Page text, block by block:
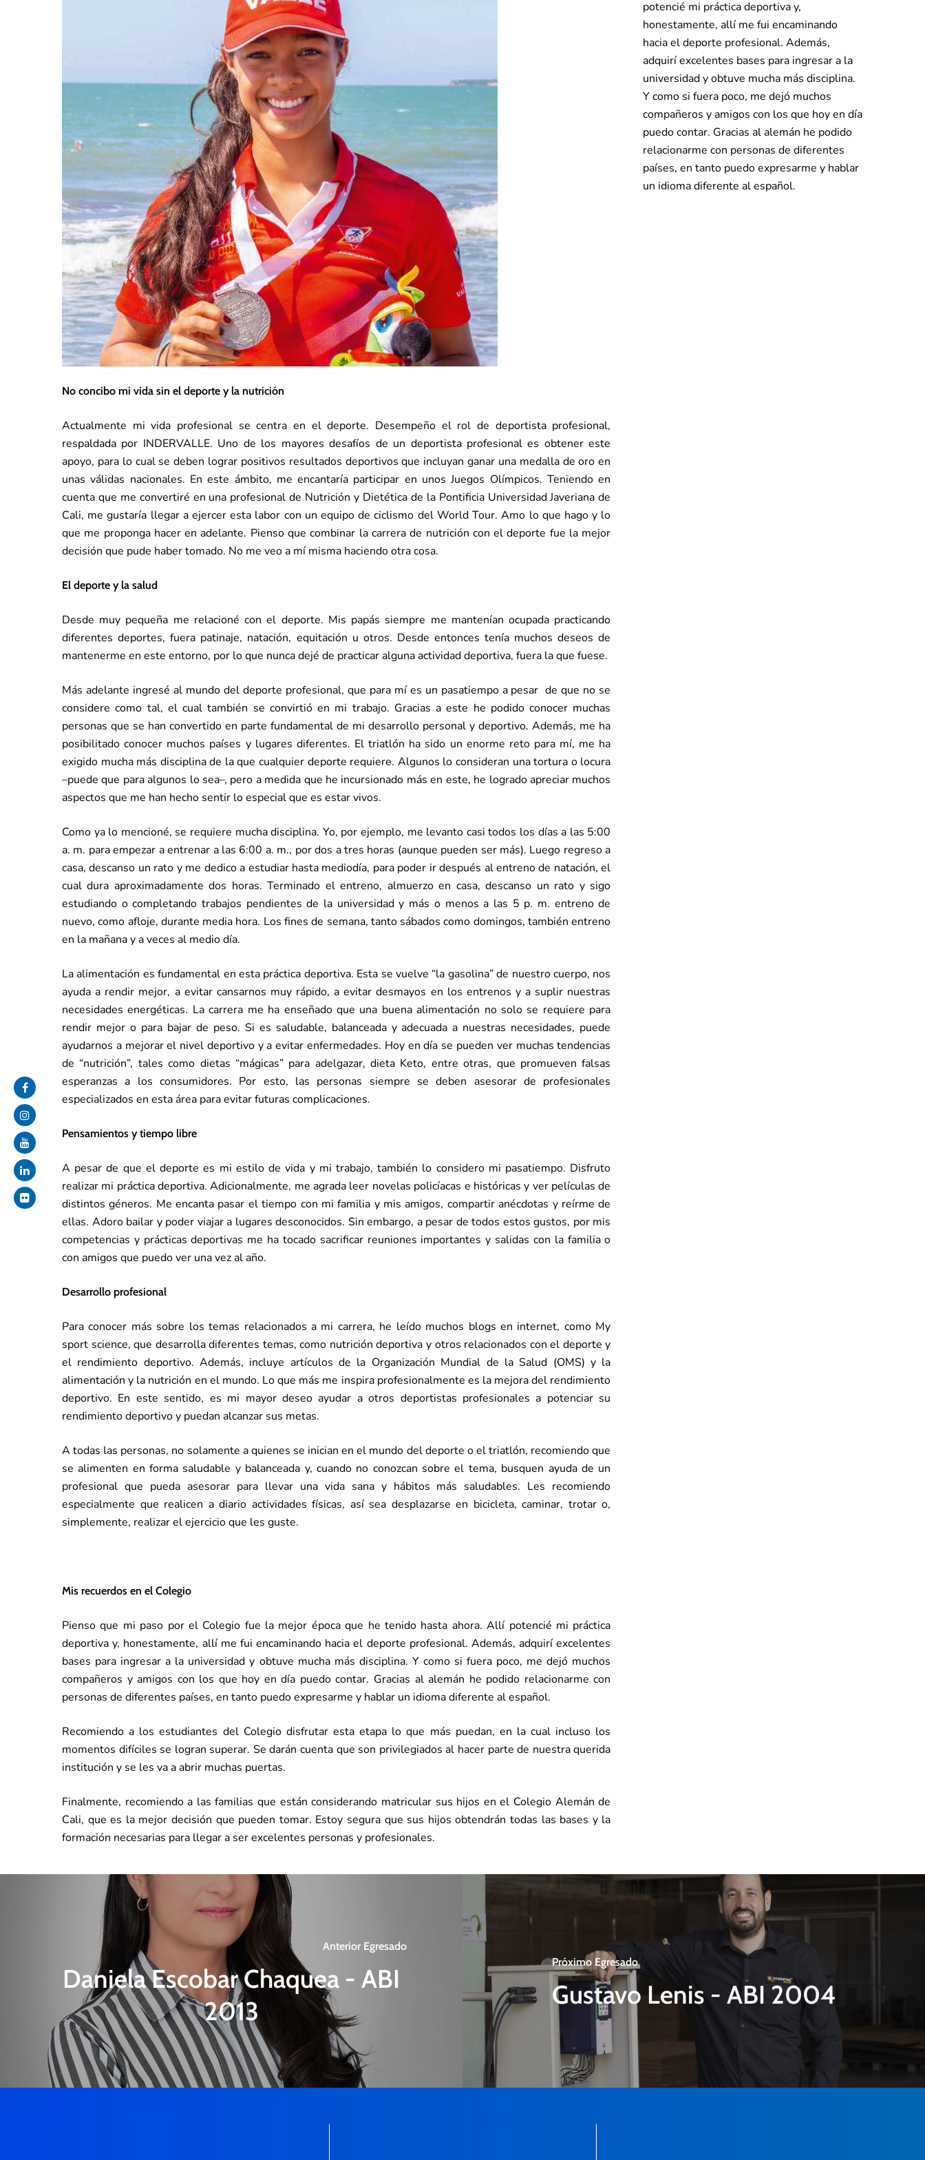
No concibo mi vida sin el deporte y la nutrición
Actualmente mi vida profesional se centra en el deporte. Desempeño el rol de deportista profesional,
respaldada por INDERVALLE. Uno de los mayores desafíos de un deportista profesional es obtener este
apoyo, para lo cual se deben lograr positivos resultados deportivos que incluyan ganar una medalla de oro en
unas válidas nacionales. En este ámbito, me encantaría participar en unos Juegos Olímpicos. Teniendo en
cuenta que me convertiré en una profesional de Nutrición y Dietética de la Pontificia Universidad Javeriana de
Cali, me gustaría llegar a ejercer esta labor con un equipo de ciclismo del World Tour. Amo lo que hago y lo
que me proponga hacer en adelante. Pienso que combinar la carrera de nutrición con el deporte fue la mejor
decisión que pude haber tomado. No me veo a mí misma haciendo otra cosa.
El deporte y la salud
Desde muy pequeña me relacioné con el deporte. Mis papás siempre me mantenían ocupada practicando
diferentes deportes, fuera patinaje, natación, equitación u otros. Desde entonces tenía muchos deseos de
mantenerme en este entorno, por lo que nunca dejé de practicar alguna actividad deportiva, fuera la que fuese.
Más adelante ingresé al mundo del deporte profesional, que para mí es un pasatiempo a pesar de que no se
considere como tal, el cual también se convirtió en mi trabajo. Gracias a este he podido conocer muchas
personas que se han convertido en parte fundamental de mi desarrollo personal y deportivo. Además, me ha
posibilitado conocer muchos países y lugares diferentes. El triatlón ha sido un enorme reto para mí, me ha
exigido mucha más disciplina de la que cualquier deporte requiere. Algunos lo consideran una tortura o locura
–puede que para algunos lo sea–, pero a medida que he incursionado más en este, he logrado apreciar muchos
aspectos que me han hecho sentir lo especial que es estar vivos.
Como ya lo mencioné, se requiere mucha disciplina. Yo, por ejemplo, me levanto casi todos los días a las 5:00
a. m. para empezar a entrenar a las 6:00 a. m., por dos a tres horas (aunque pueden ser más). Luego regreso a
casa, descanso un rato y me dedico a estudiar hasta mediodía, para poder ir después al entreno de natación, el
cual dura aproximadamente dos horas. Terminado el entreno, almuerzo en casa, descanso un rato y sigo
estudiando o completando trabajos pendientes de la universidad y más o menos a las 5 p. m. entreno de
nuevo, como afloje, durante media hora. Los fines de semana, tanto sábados como domingos, también entreno
en la mañana y a veces al medio día.
La alimentación es fundamental en esta práctica deportiva. Esta se vuelve “la gasolina” de nuestro cuerpo, nos
ayuda a rendir mejor, a evitar cansarnos muy rápido, a evitar desmayos en los entrenos y a suplir nuestras
necesidades energéticas. La carrera me ha enseñado que una buena alimentación no solo se requiere para
rendir mejor o para bajar de peso. Si es saludable, balanceada y adecuada a nuestras necesidades, puede
ayudarnos a mejorar el nivel deportivo y a evitar enfermedades. Hoy en día se pueden ver muchas tendencias
de “nutrición”, tales como dietas “mágicas” para adelgazar, dieta Keto, entre otras, que promueven falsas
esperanzas a los consumidores. Por esto, las personas siempre se deben asesorar de profesionales
especializados en esta área para evitar futuras complicaciones.
Pensamientos y tiempo libre
A pesar de que el deporte es mi estilo de vida y mi trabajo, también lo considero mi pasatiempo. Disfruto
realizar mi práctica deportiva. Adicionalmente, me agrada leer novelas policíacas e históricas y ver películas de
distintos géneros. Me encanta pasar el tiempo con mi familia y mis amigos, compartir anécdotas y reírme de
ellas. Adoro bailar y poder viajar a lugares desconocidos. Sin embargo, a pesar de todos estos gustos, por mis
competencias y prácticas deportivas me ha tocado sacrificar reuniones importantes y salidas con la familia o
con amigos que puedo ver una vez al año.
Desarrollo profesional
Para conocer más sobre los temas relacionados a mi carrera, he leído muchos blogs en internet, como My
sport science, que desarrolla diferentes temas, como nutrición deportiva y otros relacionados con el deporte y
el rendimiento deportivo. Además, incluye artículos de la Organización Mundial de la Salud (OMS) y la
alimentación y la nutrición en el mundo. Lo que más me inspira profesionalmente es la mejora del rendimiento
deportivo. En este sentido, es mi mayor deseo ayudar a otros deportistas profesionales a potenciar su
rendimiento deportivo y puedan alcanzar sus metas.
A todas las personas, no solamente a quienes se inician en el mundo del deporte o el triatlón, recomiendo que
se alimenten en forma saludable y balanceada y, cuando no conozcan sobre el tema, busquen ayuda de un
profesional que pueda asesorar para llevar una vida sana y hábitos más saludables. Les recomiendo
especialmente que realicen a diario actividades físicas, así sea desplazarse en bicicleta, caminar, trotar o,
simplemente, realizar el ejercicio que les guste.
Mis recuerdos en el Colegio
Pienso que mi paso por el Colegio fue la mejor época que he tenido hasta ahora. Allí potencié mi práctica
deportiva y, honestamente, allí me fui encaminando hacia el deporte profesional. Además, adquirí excelentes
bases para ingresar a la universidad y obtuve mucha más disciplina. Y como si fuera poco, me dejó muchos
compañeros y amigos con los que hoy en día puedo contar. Gracias al alemán he podido relacionarme con
personas de diferentes países, en tanto puedo expresarme y hablar un idioma diferente al español.
Recomiendo a los estudiantes del Colegio disfrutar esta etapa lo que más puedan, en la cual incluso los
momentos difíciles se logran superar. Se darán cuenta que son privilegiados al hacer parte de nuestra querida
institución y se les va a abrir muchas puertas.
Finalmente, recomiendo a las familias que están considerando matricular sus hijos en el Colegio Alemán de
Cali, que es la mejor decisión que pueden tomar. Estoy segura que sus hijos obtendrán todas las bases y la
formación necesarias para llegar a ser excelentes personas y profesionales.
potencié mi práctica deportiva y,
honestamente, allí me fui encaminando
hacia el deporte profesional. Además,
adquirí excelentes bases para ingresar a la
universidad y obtuve mucha más disciplina.
Y como si fuera poco, me dejó muchos
compañeros y amigos con los que hoy en día
puedo contar. Gracias al alemán he podido
relacionarme con personas de diferentes
países, en tanto puedo expresarme y hablar
un idioma diferente al español.
Anterior Egresado
Daniela Escobar Chaquea - ABI
2013
Próximo Egresado
Gustavo Lenis - ABI 2004